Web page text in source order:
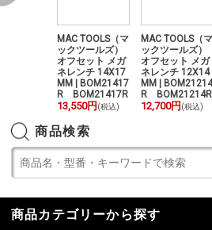
MAC TOOLS（マ
ックツールズ）
オフセット メガ
ネレンチ 14X17
MM | BOM21417
R BOM21417R
13,550円 (税込)
MAC TOOLS（マ
ックツールズ）
オフセット メガ
ネレンチ 12X14
MM | BOM21214
R BOM21214R
12,700円 (税込)
商品検索
商品カテゴリーから探す